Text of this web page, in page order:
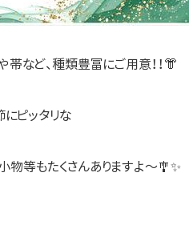
など、種類豊富にご用意！！👘
ピッタリな
等もたくさんありますよ～🎐✨